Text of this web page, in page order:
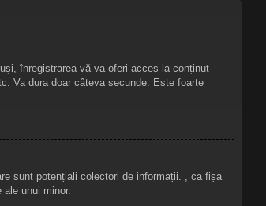
înregistrarea vă va oferi acces la conținut
Va dura doar câteva secunde. Este foarte
sunt potențiali colectori de informații. , ca fișa
unui minor.